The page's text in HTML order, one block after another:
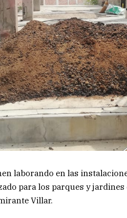
laborando en las
para los parques y
Villar.